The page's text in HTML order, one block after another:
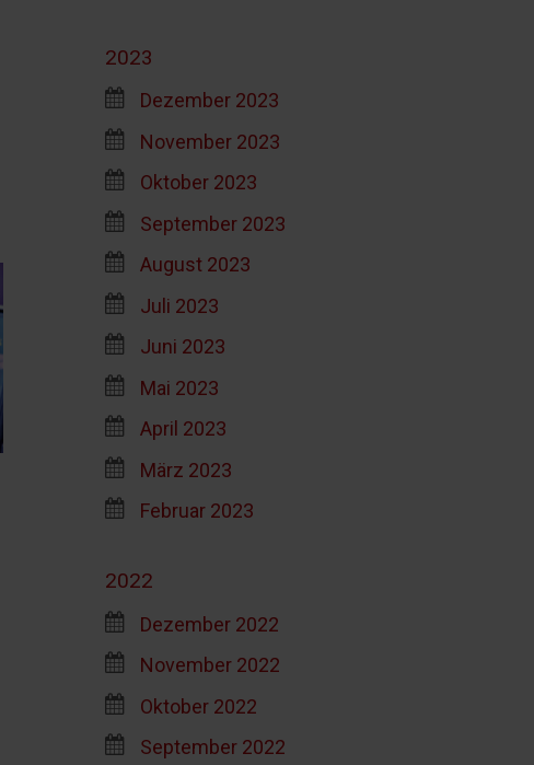
2023
Dezember 2023
November 2023
Oktober 2023
September 2023
August 2023
Juli 2023
Juni 2023
Mai 2023
April 2023
März 2023
Februar 2023
2022
Dezember 2022
November 2022
Oktober 2022
September 2022